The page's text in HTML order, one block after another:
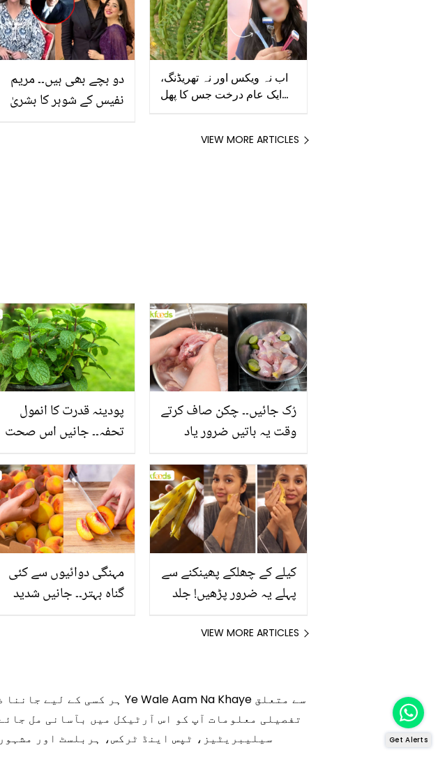
سلوشن
دو بچے بھی ہیں۔۔ مریم
نفیس کے شوہر کا بشریٰ
اب نہ ویکس اور نہ تھریڈنگ،
ایک عام درخت جس کا پھل
کب پھل دیتا ہے؟
VIEW MORE ARTICLES
پودینہ قدرت کا انمول
تحفہ۔۔ جانیں اس صحت
انگیز طبی فوائد
رُک جائیں۔۔ چکن صاف کرتے
وقت یہ باتیں ضرور یاد
مہنگی دوائیوں سے کئی
گناہ بہتر۔۔ جانیں شدید
کیلے کے چھلکے پھینکنے سے
پہلے یہ ضرور پڑھیں! جلد
اور قدرتی حل
VIEW MORE ARTICLES
تفصیلی معلومات آپ کو اس آرٹیکل میں بآسانی مل
سیلیبریٹیز، ٹپس اینڈ ٹرکس، ہربلسٹ اور
Get Alerts